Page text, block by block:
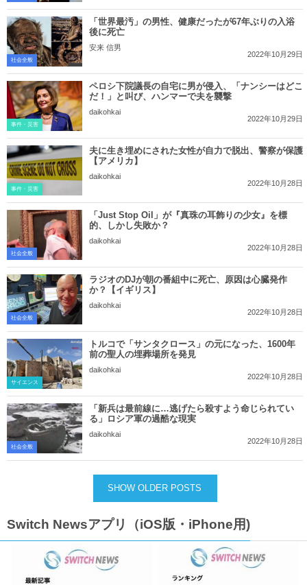
社会全般
「世界最汚」の男性、健康だったが67年ぶりの入浴
後に死亡
安来 信男
2022年10月29日
事件・災害
ペロシ下院議長の自宅に男が侵入、「ナンシーはどこ
だ！」と叫び、ハンマーで夫を襲撃
daikohkai
2022年10月29日
事件・災害
夫に生き埋めにされた女性が自力で脱出、警察が保護
【アメリカ】
daikohkai
2022年10月28日
社会全般
「Just Stop Oil」が『真珠の耳飾りの少女』を標
的、しかし失敗か？
daikohkai
2022年10月28日
社会全般
ラジオのDJが朝の番組中に死亡、原因は心臓発作
か？【イギリス】
daikohkai
2022年10月28日
サイエンス
トルコで「サンタクロース」の元になった、1600年
前の聖人の埋葬場所を発見
daikohkai
2022年10月28日
社会全般
「新兵は最前線に…逃げたら殺すよう命じられてい
る」ロシア軍の過酷な現実
daikohkai
2022年10月28日
SHOW OLDER POSTS
Switch Newsアプリ（iOS版・iPhone用)